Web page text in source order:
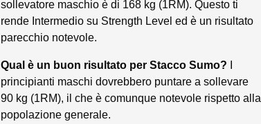
sollevatore maschio è di 168 kg (1RM). Questo ti
rende Intermedio su Strength Level ed è un risultato
parecchio notevole.
Qual è un buon risultato per Stacco Sumo?
principianti maschi dovrebbero puntare a sollevare
90 kg (1RM), il che è comunque notevole rispetto alla
popolazione generale.